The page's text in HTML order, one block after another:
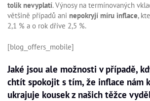
tolik nevyplatí. Výnosy na termínovaných
většině případů ani nepokryjí míru inflace,
2,1 % a o rok dříve 2,5 %.
[blog_offers_mobile]
Jaké jsou ale možnosti v případě,
chtít spokojit s tím, že inflace nám
ukrajuje kousek z našich těžce